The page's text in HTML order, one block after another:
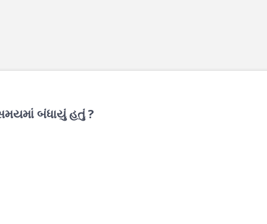
બંધાયું હતું ?